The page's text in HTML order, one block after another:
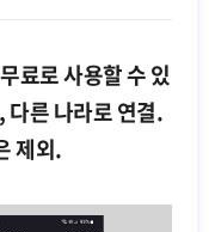
료로 사용할 수 있
다른 나라로 연결.
제외.